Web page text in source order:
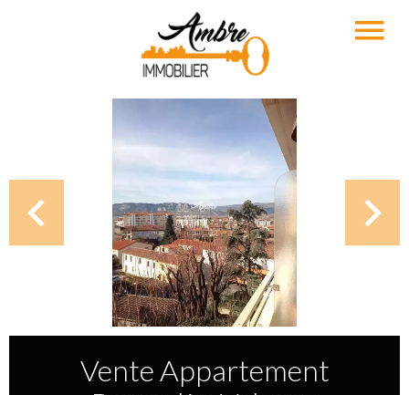
Vente Appartement